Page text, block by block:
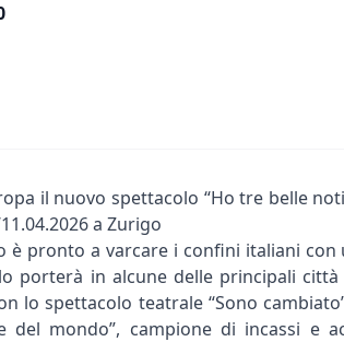
il nuovo spettacolo “Ho tre belle
a Zurigo
è pronto a varcare i confini italiani
porterà in alcune delle principali
lo spettacolo teatrale “Sono
mondo”, campione di incassi e